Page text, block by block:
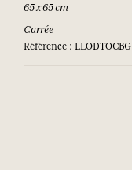
65 x 65 cm
Carrée
Référence : LLODTOCBG